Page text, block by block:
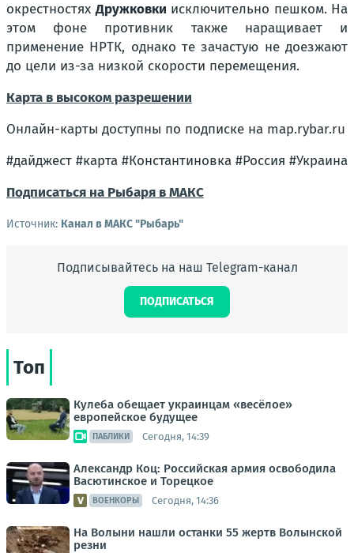
окрестностяхДружковки исключительно пешком. На
этом фоне противник также наращивает и
применение НРТК, однако те зачастую не доезжают
до цели из-за низкой скорости перемещения.
Карта в высоком разрешении
Онлайн-карты доступны по подписке на map.rybar.ru
#дайджест #карта #Константиновка #Россия #Украина
Подписаться на Рыбаря в МАКС
Источник: Канал в МАКС "Рыбарь"
Подписывайтесь на наш Telegram-канал
ПОДПИСАТЬСЯ
Топ
Кулеба обещает украинцам «весёлое»
европейское будущее
ПАБЛИКИ Сегодня, 14:39
Александр Коц: Российская армия освободила
Васютинское и Торецкое
ВОЕНКОРЫ Сегодня, 14:36
На Волыни нашли останки 55 жертв Волынской
резни